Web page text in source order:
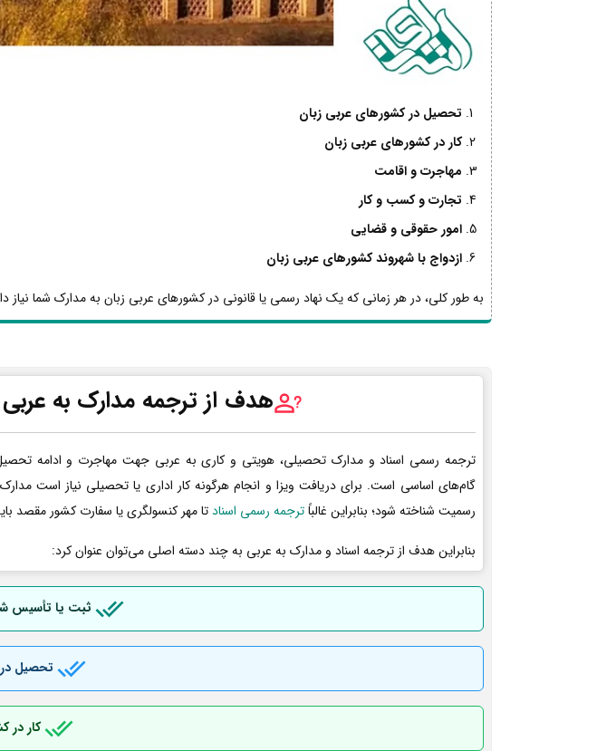
تحصیل در کشورهای عربی زبان
کار در کشورهای عربی زبان
مهاجرت و اقامت
تجارت و کسب و کار
امور حقوقی و قضایی
ازدواج با شهروند کشورهای عربی زبان
به طور کلی، در هر زمانی که یک نهاد رسمی یا قانونی در کشورهای عربی زبان به مدارک شما نیاز
هدف از ترجمه مدارک به عربی
ترجمه رسمی اسناد و مدارک تحصیلی، هویتی و کاری به عربی جهت مهاجرت و ادامه
گام‌های اساسی است. برای دریافت ویزا و انجام هرگونه کار اداری یا تحصیلی نیاز است
رسمیت شناخته شود؛ بنابراین غالباًترجمه رسمی اسنادتا مهر کنسولگری یا سفارت کشور مقصد
بنابراین هدف از ترجمه اسناد و مدارک به عربی به چند دسته اصلی می‌توان عنوان کرد:
ثبت یا تأسیس
تحصیل
کار در